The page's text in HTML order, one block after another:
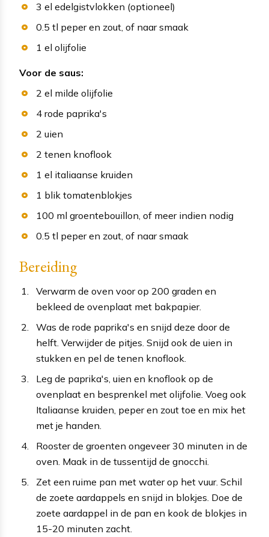
3 el edelgistvlokken (optioneel)
0.5 tl peper en zout, of naar smaak
1 el olijfolie
Voor de saus:
2 el milde olijfolie
4 rode paprika's
2 uien
2 tenen knoflook
1 el italiaanse kruiden
1 blik tomatenblokjes
100 ml groentebouillon, of meer indien nodig
0.5 tl peper en zout, of naar smaak
Bereiding
Verwarm de oven voor op 200 graden en
bekleed de ovenplaat met bakpapier.
Was de rode paprika's en snijd deze door de
helft. Verwijder de pitjes. Snijd ook de uien in
stukken en pel de tenen knoflook.
Leg de paprika's, uien en knoflook op de
ovenplaat en besprenkel met olijfolie. Voeg ook
Italiaanse kruiden, peper en zout toe en mix het
met je handen.
Rooster de groenten ongeveer 30 minuten in de
oven. Maak in de tussentijd de gnocchi.
Zet een ruime pan met water op het vuur. Schil
de zoete aardappels en snijd in blokjes. Doe de
zoete aardappel in de pan en kook de blokjes in
15-20 minuten zacht.